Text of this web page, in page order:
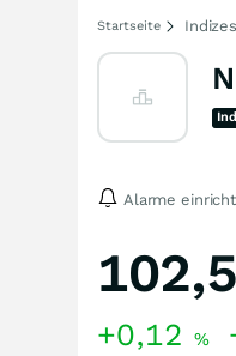
Startseite Indizes
Alarme
+0,12 %